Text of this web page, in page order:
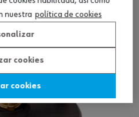
nuestra política de cookies
cookies
cookies